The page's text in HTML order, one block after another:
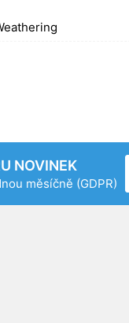
NOVINEK
měsíčně (GDPR)